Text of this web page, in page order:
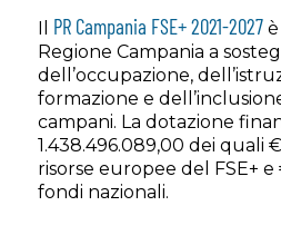
Il PR Campania FSE+ 2021-2027è
Regione Campania a
dell’occupazione,
formazione e
campani. La dotazione
1.438.496.089,00 dei quali
risorse europee del FSE+ e
fondi nazionali.